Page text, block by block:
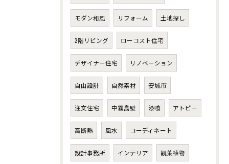
モダン和風 リフォーム 土地探し
2階リビング ローコスト住宅
デザイナー住宅 リノベーション
自由設計 自然素材 安城市
注文住宅 中霧島壁 漆喰 アトピー
高断熱 風水 コーディネート
設計事務所 インテリア 観葉植物